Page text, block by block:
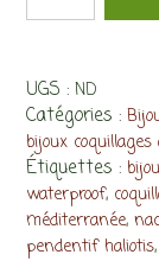
Collier
et
inox
UGS : ND
Catégories :
bijoux
Étiquettes :
waterproof,
méditerranée,
pendentif haliotis,